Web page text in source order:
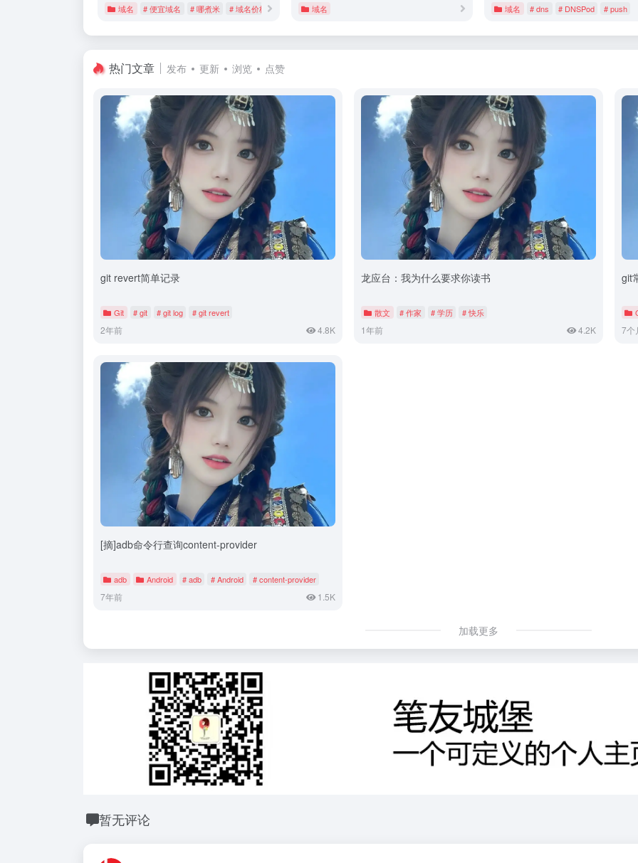
域名 # 便宜域名 # 哪煮米 # 域名价格 域名 域名 # dns # DNSPod # push
热门文章 发布 更新 浏览 点赞
git revert简单记录
Git # git # git log # git revert
2年前 4.8K
龙应台：我为什么要求你读书
散文 # 作家 # 学历 # 快乐
1年前 4.2K
git
7个
[摘]adb命令行查询content-provider
adb Android # adb # Android # content-provider
7年前 1.5K
加载更多
暂无评论